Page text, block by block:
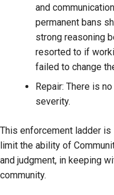
and
permanent bans
strong reasoning
resorted to if
failed to change
Repair: There is
severity.
This enforcement ladder
limit the ability of
and judgment, in keeping
community.